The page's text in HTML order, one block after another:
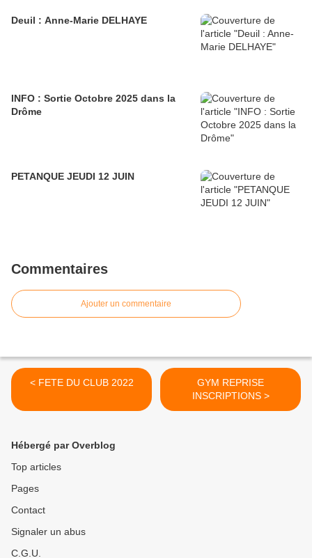
Deuil : Anne-Marie DELHAYE
INFO : Sortie Octobre 2025 dans la
Drôme
PETANQUE JEUDI 12 JUIN
Commentaires
Ajouter un commentaire
< FETE DU CLUB 2022
GYM REPRISE
INSCRIPTIONS >
Hébergé par Overblog
Top articles
Pages
Contact
Signaler un abus
C.G.U.